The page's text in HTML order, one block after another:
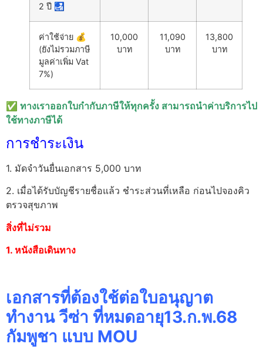
2 ปี 🛃
ค่าใช้จ่าย 💰
(ยังไม่รวมภาษี
มูลค่าเพิ่ม Vat
7%)
10,000
บาท
11,090
บาท
13,800
บาท
✅ ทางเราออกใบกำกับภาษีให้ทุกครั้ง สามารถนำค่าบริการไป
ใช้ทางภาษีได้
การชำระเงิน
1. มัดจำวันยื่นเอกสาร 5,000 บาท
2. เมื่อได้รับบัญชีรายชื่อแล้ว ชำระส่วนที่เหลือ ก่อนไปจองคิว
ตรวจสุขภาพ
สิ่งที่ไม่รวม
1. หนังสือเดินทาง
เอกสารที่ต้องใช้ต่อใบอนุญาต
ทำงาน วีซ่า ที่หมดอายุ13.ก.พ.68
กัมพูชา แบบ MOU